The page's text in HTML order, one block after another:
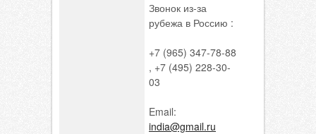
Звонок из-за
рубежа в Россию :
+7 (965) 347-78-88
, +7 (495) 228-30-
03
Email:
india@gmail.ru